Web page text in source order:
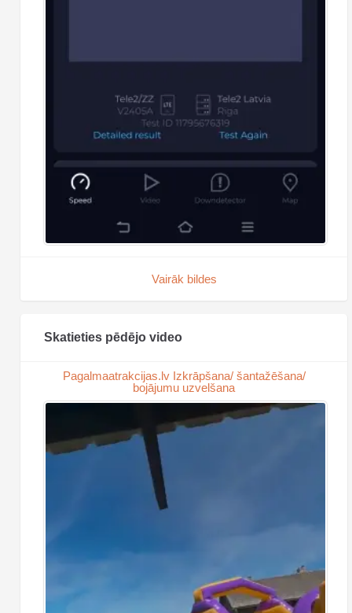
Vairāk bildes
Skatieties pēdējo video
Pagalmaatrakcijas.lv Izkrāpšana/ šantažēšana/
bojājumu uzvelšana